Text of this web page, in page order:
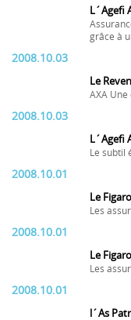
L´Agefi
grâce à
2008.10.03
Le
AXA
2008.10.03
L´Agefi
Le subtil
2008.10.01
Le
Les
2008.10.01
Le
Les
2008.10.01
l´As